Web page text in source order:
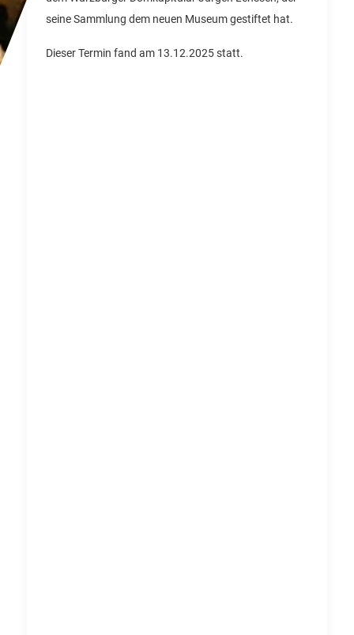
seine Sammlung dem neuen Museum gestiftet hat.
Dieser Termin fand am 13.12.2025 statt.